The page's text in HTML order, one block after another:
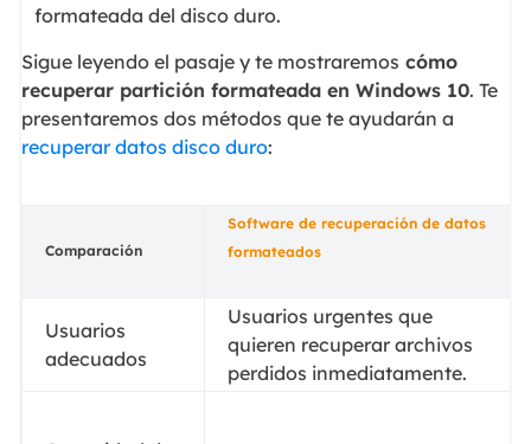
formateada del disco duro.
Sigue leyendo el pasaje y te mostraremos cómo
recuperar partición formateada en Windows 10. Te
presentaremos dos métodos que te ayudarán a
recuperar datos disco duro:
Comparación
Software de recuperación de datos
formateados
Usuarios
adecuados
Usuarios urgentes que
quieren recuperar archivos
perdidos inmediatamente.